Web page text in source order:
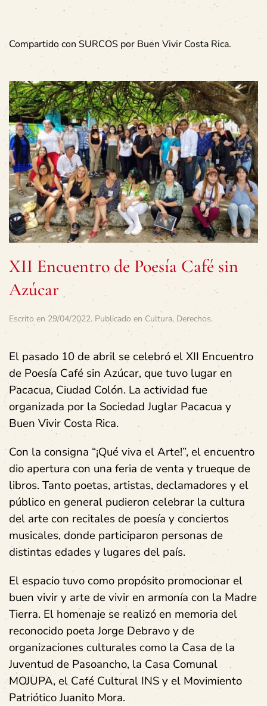
Compartido con SURCOS por Buen Vivir Costa Rica.
XII Encuentro de Poesía Café sin
Azúcar
Escrito en 29/04/2022. Publicado en Cultura, Derechos.
El pasado 10 de abril se celebró el XII Encuentro
de Poesía Café sin Azúcar, que tuvo lugar en
Pacacua, Ciudad Colón. La actividad fue
organizada por la Sociedad Juglar Pacacua y
Buen Vivir Costa Rica.
Con la consigna “¡Qué viva el Arte!”, el encuentro
dio apertura con una feria de venta y trueque de
libros. Tanto poetas, artistas, declamadores y el
público en general pudieron celebrar la cultura
del arte con recitales de poesía y conciertos
musicales, donde participaron personas de
distintas edades y lugares del país.
El espacio tuvo como propósito promocionar el
buen vivir y arte de vivir en armonía con la Madre
Tierra. El homenaje se realizó en memoria del
reconocido poeta Jorge Debravo y de
organizaciones culturales como la Casa de la
Juventud de Pasoancho, la Casa Comunal
MOJUPA, el Café Cultural INS y el Movimiento
Patriótico Juanito Mora.